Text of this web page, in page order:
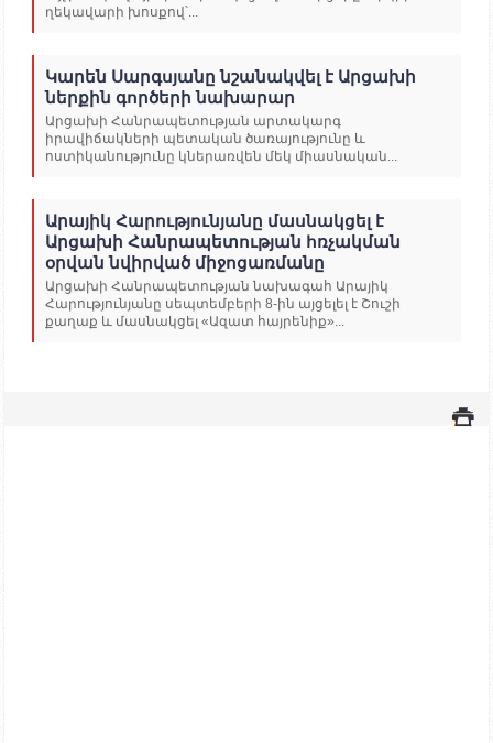
ղեկավարի խոսքով՝...
Կարեն Սարգսյանը նշանակվել է Արցախի
ներքին գործերի նախարար
Արցախի Հանրապետության արտակարգ
իրավիճակների պետական ծառայությունը և
ոստիկանությունը կներառվեն մեկ միասնական...
Արայիկ Հարությունյանը մասնակցել է
Արցախի Հանրապետության հռչակման
օրվան նվիրված միջոցառմանը
Արցախի Հանրապետության նախագահ Արայիկ
Հարությունյանը սեպտեմբերի 8-ին այցելել է Շուշի
քաղաք և մասնակցել «Ազատ հայրենիք»...